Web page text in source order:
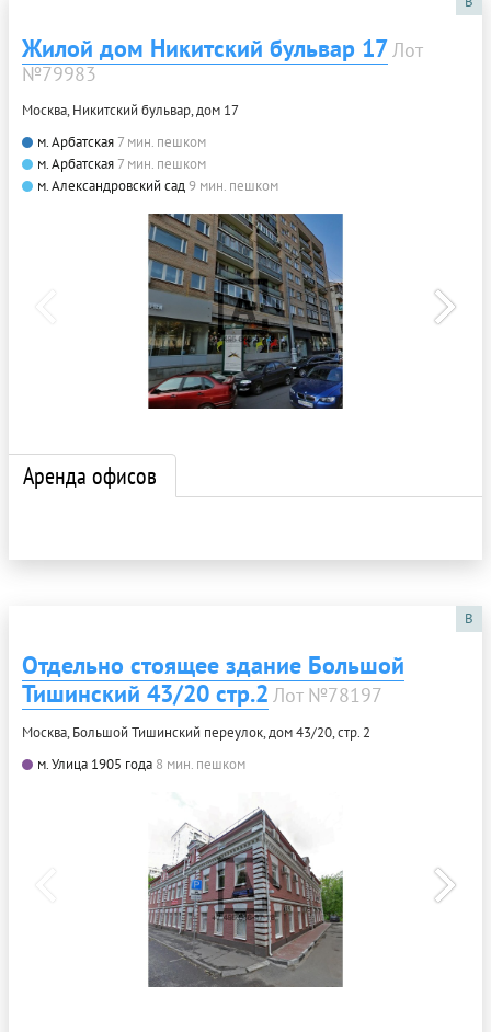
Жилой дом Никитский бульвар 17Лот
№79983
Москва, Никитский бульвар, дом 17
м. Арбатская 7 мин. пешком
м. Арбатская 7 мин. пешком
м. Александровский сад9 мин. пешком
Аренда офисов
B
Отдельно стоящее здание Большой
Тишинский 43/20 стр.2 Лот №78197
Москва, Большой Тишинский переулок, дом 43/20, стр. 2
м. Улица 1905 года 8 мин. пешком